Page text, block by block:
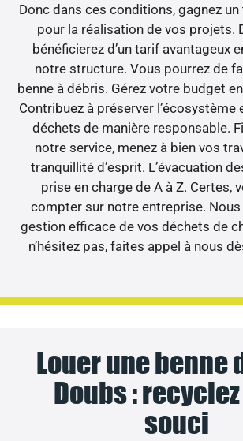
Donc dans ces conditions, gagnez
pour la réalisation de vos projets.
bénéficierez d’un tarif avantageux
notre structure. Vous pourrez de
benne à débris. Gérez votre budget
Contribuez à préserver l’écosystème
déchets de manière responsable.
notre service, menez à bien vos
tranquillité d’esprit. L’évacuation
prise en charge de A à Z. Certes,
compter sur notre entreprise.
gestion efficace de vos déchets de
n’hésitez pas, faites appel à nous
Louer une benne
Doubs :
souci